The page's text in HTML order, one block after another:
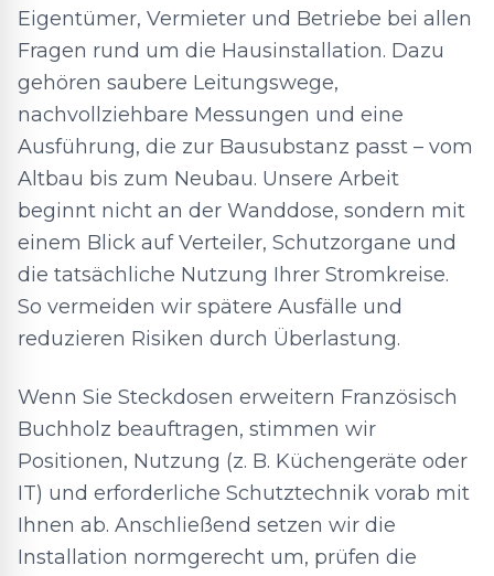
Eigentümer, Vermieter und Betriebe bei allen
Fragen rund um die Hausinstallation. Dazu
gehören saubere Leitungswege,
nachvollziehbare Messungen und eine
Ausführung, die zur Bausubstanz passt – vom
Altbau bis zum Neubau. Unsere Arbeit
beginnt nicht an der Wanddose, sondern mit
einem Blick auf Verteiler, Schutzorgane und
die tatsächliche Nutzung Ihrer Stromkreise.
So vermeiden wir spätere Ausfälle und
reduzieren Risiken durch Überlastung.
Wenn Sie Steckdosen erweitern Französisch
Buchholz beauftragen, stimmen wir
Positionen, Nutzung (z. B. Küchengeräte oder
IT) und erforderliche Schutztechnik vorab mit
Ihnen ab. Anschließend setzen wir die
Installation normgerecht um, prüfen die